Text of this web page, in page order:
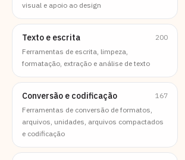
visual e apoio ao design
Texto e escrita
200
Ferramentas de escrita, limpeza,
formatação, extração e análise de texto
Conversão e codificação
167
Ferramentas de conversão de formatos,
arquivos, unidades, arquivos compactados
e codificação